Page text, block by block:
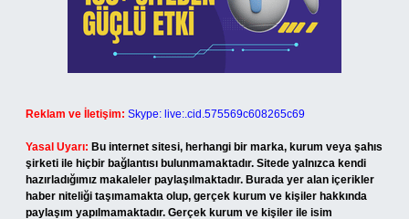
Reklam ve İletişim: Skype: live:.cid.575569c608265c69
Yasal Uyarı: Bu internet sitesi, herhangi bir marka, kurum veya şahıs
şirketi ile hiçbir bağlantısı bulunmamaktadır. Sitede yalnızca kendi
hazırladığımız makaleler paylaşılmaktadır. Burada yer alan içerikler
haber niteliği taşımamakta olup, gerçek kurum ve kişiler hakkında
paylaşım yapılmamaktadır. Gerçek kurum ve kişiler ile isim